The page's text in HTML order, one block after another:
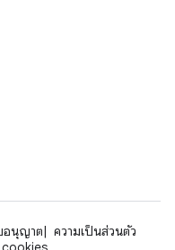
อนุญาต
ความเป็นส่วนตัว